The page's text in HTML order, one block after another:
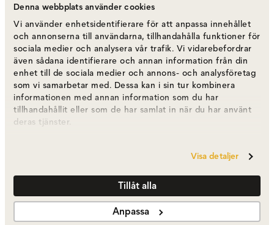
Denna webbplats använder cookies
Vi använder enhetsidentifierare för att anpassa innehållet
och annonserna till användarna, tillhandahålla funktioner för
sociala medier och analysera vår trafik. Vi vidarebefordrar
även sådana identifierare och annan information från din
enhet till de sociala medier och annons- och analysföretag
som vi samarbetar med. Dessa kan i sin tur kombinera
informationen med annan information som du har
tillhandahållit eller som de har samlat in när du har använt
deras tjänster.
Visa detaljer
Tillåt alla
Anpassa
Humdakin 05 | Hand Lotion |
Humdakin
375 kr
Humdakin
265 kr
Humdakin Conditioner |